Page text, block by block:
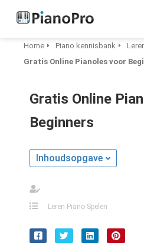
Home Piano kennisbank
Gratis Online Pianoles voor
Gratis Online
Beginners
Inhoudsopgave
Leren Piano Spelen